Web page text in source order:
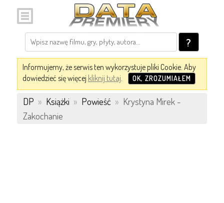
?
Informujemy, że serwis ten wykorzystuje pliki Cookie. Aby
dowiedzieć się więcej kliknij tutaj. OK, ZROZUMIAŁEM
DP » Książki » Powieść » Krystyna Mirek -
Zakochanie